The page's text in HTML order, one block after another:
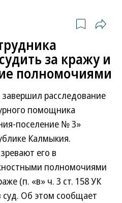
за кражу и
полномочиями
расследование
помощника
поселение № 3»
Калмыкия.
его в
полномочиями
(п. «в» ч. 3 ст. 158 УК
Об этом сообщает